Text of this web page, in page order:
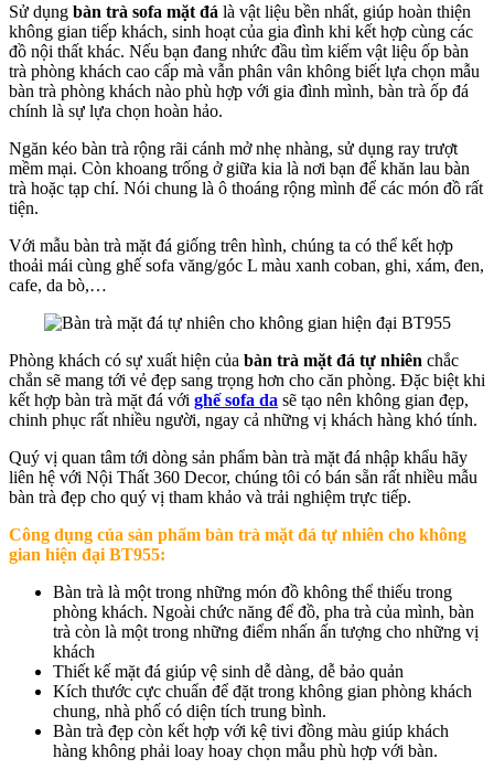
Sử dụng bàn trà sofa mặt đá là vật liệu bền nhất, giúp hoàn thiện
không gian tiếp khách, sinh hoạt của gia đình khi kết hợp cùng các
đồ nội thất khác. Nếu bạn đang nhức đầu tìm kiếm vật liệu ốp bàn
trà phòng khách cao cấp mà vẫn phân vân không biết lựa chọn mẫu
bàn trà phòng khách nào phù hợp với gia đình mình, bàn trà ốp đá
chính là sự lựa chọn hoàn hảo.
Ngăn kéo bàn trà rộng rãi cánh mở nhẹ nhàng, sử dụng ray trượt
mềm mại. Còn khoang trống ở giữa kia là nơi bạn để khăn lau bàn
trà hoặc tạp chí. Nói chung là ô thoáng rộng mình để các món đồ rất
tiện.
Với mẫu bàn trà mặt đá giống trên hình, chúng ta có thể kết hợp
thoải mái cùng ghế sofa văng/góc L màu xanh coban, ghi, xám, đen,
cafe, da bò,…
Phòng khách có sự xuất hiện của bàn trà mặt đá tự nhiên chắc
chắn sẽ mang tới vẻ đẹp sang trọng hơn cho căn phòng. Đặc biệt khi
kết hợp bàn trà mặt đá với ghế sofa da sẽ tạo nên không gian đẹp,
chinh phục rất nhiều người, ngay cả những vị khách hàng khó tính.
Quý vị quan tâm tới dòng sản phẩm bàn trà mặt đá nhập khẩu hãy
liên hệ với Nội Thất 360 Decor, chúng tôi có bán sẵn rất nhiều mẫu
bàn trà đẹp cho quý vị tham khảo và trải nghiệm trực tiếp.
Công dụng của sản phẩm bàn trà mặt đá tự nhiên cho không
gian hiện đại BT955:
Bàn trà là một trong những món đồ không thể thiếu trong
phòng khách. Ngoài chức năng để đồ, pha trà của mình, bàn
trà còn là một trong những điểm nhấn ấn tượng cho những vị
khách
Thiết kế mặt đá giúp vệ sinh dễ dàng, dễ bảo quản
Kích thước cực chuẩn để đặt trong không gian phòng khách
chung, nhà phố có diện tích trung bình.
Bàn trà đẹp còn kết hợp với kệ tivi đồng màu giúp khách
hàng không phải loay hoay chọn mẫu phù hợp với bàn.